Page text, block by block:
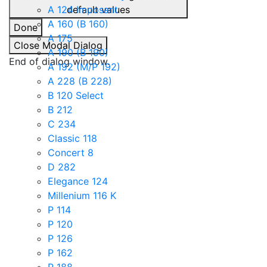
default values
Done
Close Modal Dialog
End of dialog window.
A 124 Imposant
A 160 (B 160)
A 175
A 190 (B 190)
A 192 (M/P 192)
A 228 (B 228)
B 120 Select
B 212
C 234
Classic 118
Concert 8
D 282
Elegance 124
Millenium 116 K
P 114
P 120
P 126
P 162